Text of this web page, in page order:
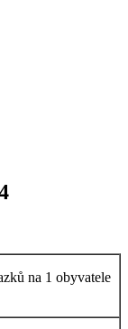
na 1 obyvatele